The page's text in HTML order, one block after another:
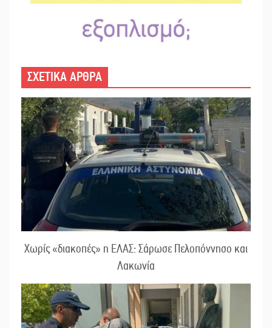
ΣΧΕΤΙΚΑ ΑΡΘΡΑ
Χωρίς «διακοπές» η ΕΛΑΣ: Σάρωσε Πελοπόννησο και
Λακωνία